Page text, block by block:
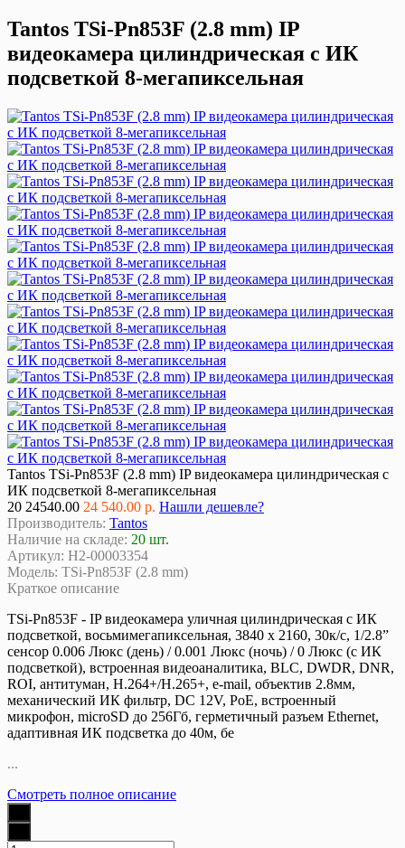
Tantos TSi-Pn853F (2.8 mm) IP
видеокамера цилиндрическая с ИК
подсветкой 8-мегапиксельная
Tantos TSi-Pn853F (2.8 mm) IP видеокамера цилиндрическая с
ИК подсветкой 8-мегапиксельная
20 24540.00 24 540.00 р. Нашли дешевле?
Производитель: Tantos
Наличие на складе: 20 шт.
Артикул: Н2-00003354
Модель: TSi-Pn853F (2.8 mm)
Краткое описание
TSi-Pn853F - IP видеокамера уличная цилиндрическая с ИК
подсветкой, восьмимегапиксельная, 3840 x 2160, 30к/с, 1/2.8”
сенсор 0.006 Люкс (день) / 0.001 Люкс (ночь) / 0 Люкс (с ИК
подсветкой), встроенная видеоаналитика, BLC, DWDR, DNR,
ROI, антитуман, Н.264+/H.265+, e-mail, объектив 2.8мм,
механический ИК фильтр, DC 12V, PoE, встроенный
микрофон, microSD до 256Гб, герметичный разъем Ethernet,
адаптивная ИК подсветка до 40м, бе
...
Смотреть полное описание